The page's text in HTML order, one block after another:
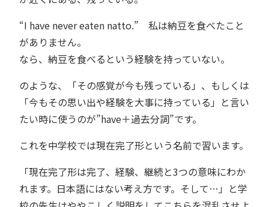
“I have never eaten natto.” 私は納豆を食べたこと
がありません。
なら、納豆を食べるという経験を持っていない。
のような、「その感覚が今も残っている」、もしくは
「今もその思い出や経験を大事に持っている」と言い
たい時に使うのが”have＋過去分詞”です。
これを中学校では現在完了形という名前で習います。
「現在完了形は完了、経験、継続と3つの意味にわか
れます。日本語にはない考え方です。そして…」と学